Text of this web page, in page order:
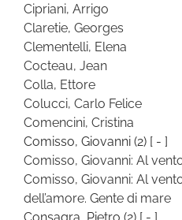
Cipriani, Arrigo
Claretie, Georges
Clementelli, Elena
Cocteau, Jean
Colla, Ettore
Colucci, Carlo Felice
Comencini, Cristina
Comisso, Giovanni (2) [ - ]
Comisso, Giovanni: Al
Comisso, Giovanni: Al
dell’amore. Gente di mare